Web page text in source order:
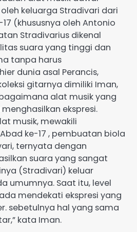
keluarga Stradivari dari
(khususnya oleh Antonio
Stradivarius dikenal
suara yang tinggi dan
tanpa harus
dunia asal Perancis,
gitarnya dimiliki Iman,
alat musik yang
ekspresi.
musik, mewakili
ke-17 , pembuatan biola
ternyata dengan
suara yang sangat
(Stradivari) keluar
umumnya. Saat itu, level
mendekati ekspresi yang
sebetulnya hal yang sama
kata Iman.